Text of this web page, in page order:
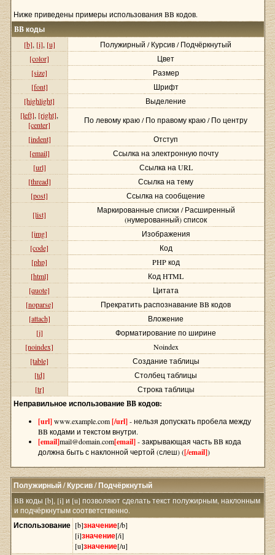
Ниже приведены примеры использования BB кодов.
BB коды
[b], [i], [u]
Полужирный / Курсив / Подчёркнутый
[color]
Цвет
[size]
Размер
[font]
Шрифт
[highlight]
Выделение
[left], [right],
[center]
По левому краю / По правому краю / По центру
[indent]
Отступ
[email]
Ссылка на электронную почту
[url]
Ссылка на URL
[thread]
Ссылка на тему
[post]
Ссылка на сообщение
[list]
Маркированные списки / Расширенный
(нумерованный) список
[img]
Изображения
[code]
Код
[php]
PHP код
[html]
Код HTML
[quote]
Цитата
[noparse]
Прекратить распознавание BB кодов
[attach]
Вложение
[j]
Форматирование по ширине
[noindex]
Noindex
[table]
Создание таблицы
[td]
Столбец таблицы
[tr]
Строка таблицы
Неправильное использование BB кодов:
[url]www.example.com[/url]- нельзя допускать пробела между
BB кодами и текстом внутри.
[email]mail@domain.com[email]- закрывающая часть BB кода
должна быть с наклонной чертой (слеш) ([/email])
Полужирный / Курсив / Подчёркнутый
BB коды [b], [i] и [u] позволяют сделать текст полужирным, наклонным
и подчёркнутым соответственно.
Использование [b]значение[/b]
[i]значение[/i]
[u]значение[/u]